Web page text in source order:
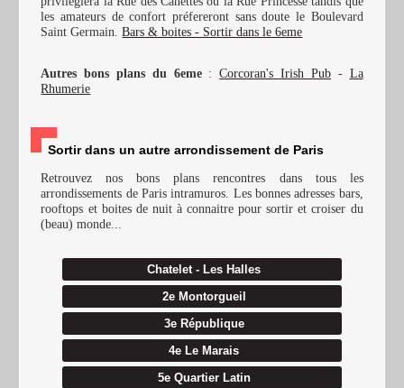
les amateurs de confort préfereront sans doute le Boulevard
Saint Germain.Bars & boites - Sortir dans le 6eme
Autres bons plans du 6eme:Corcoran's Irish Pub- La
Rhumerie
Sortir dans un autre arrondissement de Paris
Retrouvez nos bons plans rencontres dans tous les
arrondissements de Paris intramuros. Les bonnes adresses bars,
rooftops et boites de nuit à connaitre pour sortir et croiser du
(beau) monde...
Chatelet - Les Halles
2e Montorgueil
3e République
4e Le Marais
5e Quartier Latin